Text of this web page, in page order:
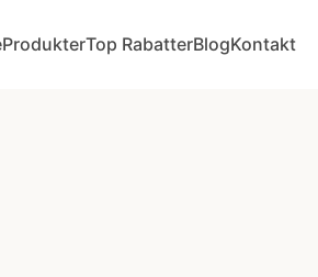
ProdukterTop RabatterBlogKontakt